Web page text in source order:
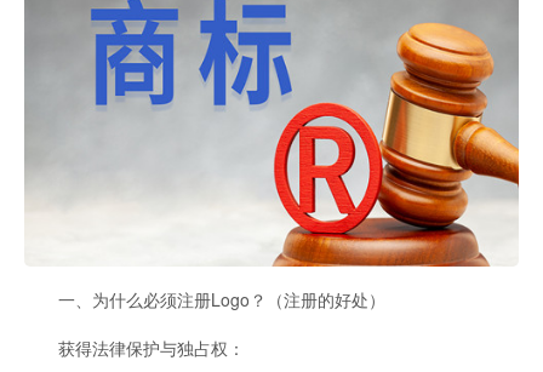
一、为什么必须注册Logo？（注册的好处）
获得法律保护与独占权：